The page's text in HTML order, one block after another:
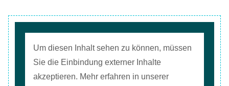
Um diesen Inhalt sehen zu können, müssen
Sie die Einbindung externer Inhalte
akzeptieren. Mehr erfahren in unserer